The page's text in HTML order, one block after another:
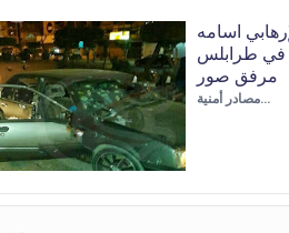
اسامه
في طرابلس
مرفق صور
مصادر أمنية…